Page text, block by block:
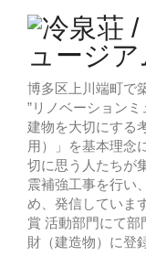
博多区上川端町で
”リノベーション
建物を大切にする
用）」を基本理念
切に思う人たちが
震補強工事を行い
め、発信していま
賞 活動部門にて部
財（建造物）に登